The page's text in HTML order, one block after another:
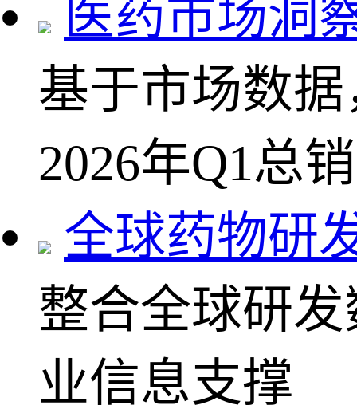
医药市场洞
基于市场数
2026年Q1总
全球药物研
整合全球研
业信息支撑